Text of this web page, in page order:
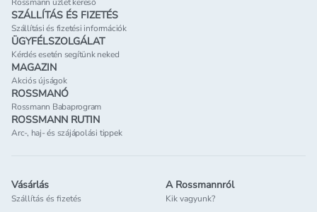
Rossmann üzlet kereső
SZÁLLÍTÁS ÉS FIZETÉS
Szállítási és fizetési információk
ÜGYFÉLSZOLGÁLAT
Kérdés esetén segítünk neked
MAGAZIN
Akciós újságok
ROSSMANÓ
Rossmann Babaprogram
ROSSMANN RUTIN
Arc-, haj- és szájápolási tippek
Vásárlás
Szállítás és fizetés
A Rossmannról
Kik vagyunk?